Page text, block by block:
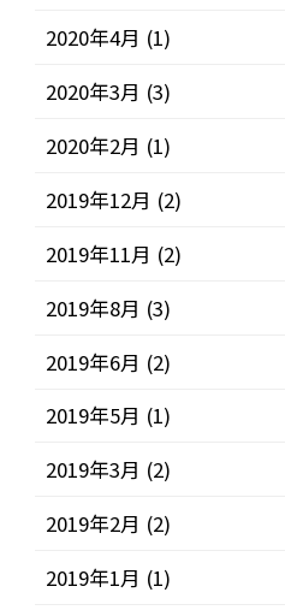
2020年4月 (1)
2020年3月 (3)
2020年2月 (1)
2019年12月 (2)
2019年11月 (2)
2019年8月 (3)
2019年6月 (2)
2019年5月 (1)
2019年3月 (2)
2019年2月 (2)
2019年1月 (1)